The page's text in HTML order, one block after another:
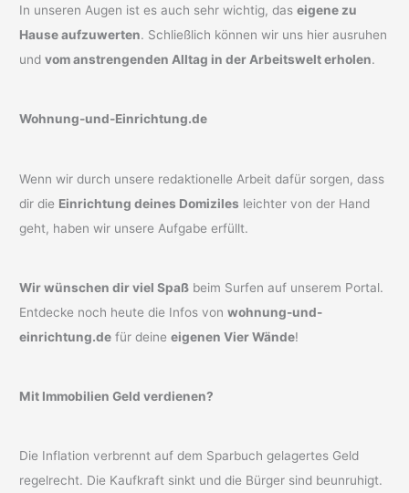
In unseren Augen ist es auch sehr wichtig, daseigene zu
Hause aufzuwerten. Schließlich können wir uns hier ausruhen
undvom anstrengenden Alltag in der Arbeitswelt erholen.
Wohnung-und-Einrichtung.de
Wenn wir durch unsere redaktionelle Arbeit dafür sorgen, dass
dir die Einrichtung deines Domiziles leichter von der Hand
geht, haben wir unsere Aufgabe erfüllt.
Wir wünschen dir viel Spaß beim Surfen auf unserem Portal.
Entdecke noch heute die Infos vonwohnung-und-
einrichtung.de für deineeigenen Vier Wände!
Mit Immobilien Geld verdienen?
Die Inflation verbrennt auf dem Sparbuch gelagertes Geld
regelrecht. Die Kaufkraft sinkt und die Bürger sind beunruhigt.